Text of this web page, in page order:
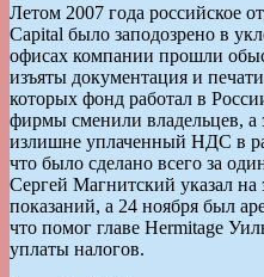
Летом 2007 года российское
Capital было заподозрено в
офисах компании прошли
изъяты документация и
которых фонд работал в
фирмы сменили владельцев, а
излишне уплаченный НДС в
что было сделано всего за
Сергей Магнитский указал на
показаний, а 24 ноября был
что помог главе Hermitage
уплаты налогов.